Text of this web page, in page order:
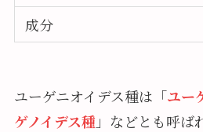
成分
ユーゲニオイデス種は「ユー
ゲノイデス種」などとも呼ば